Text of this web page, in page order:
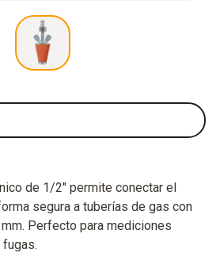
de 1/2" permite conectar el
segura a tuberías de gas con
Perfecto para mediciones